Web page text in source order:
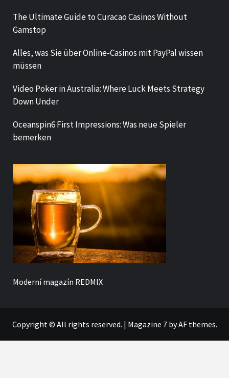
The Ultimate Guide to Curacao Casinos Without
Gamstop
Alles, was Sie über Online-Casinos mit PayPal wissen
müssen
Video Poker in Australia: Where Luck Meets Strategy
Down Under
Oceanspin6 First Impressions: Was neue Spieler
bemerken
Moderní magazín REDMIX
Copyright © All rights reserved. | Magazine 7by AF themes.